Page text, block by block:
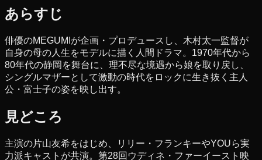
あらすじ
俳優のMEGUMIが企画・プロデュースし、木村太一監督が
自身の母の人生をモデルに描く人間ドラマ。1970年代から
80年代の静岡を舞台に、理不尽な境遇から娘を取り戻し、
シングルマザーとして激動の時代をロックに生き抜く主人
公・富士子の姿を映し出す。
見どころ
主演の片山友希をはじめ、リリー・フランキーやYOUら実
力派キャストが共演。第28回ウディネ・ファーイースト映